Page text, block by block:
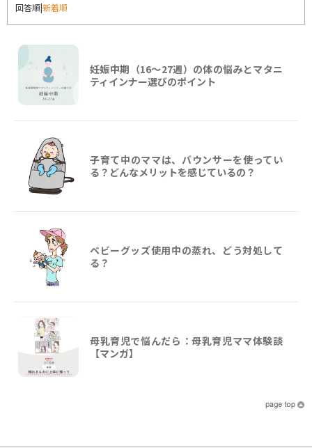
回答順|新着順
妊娠中期（16〜27週）の体の悩みとマタニ
ティインナー選びのポイント
子育て中のママは、バウンサーを使ってい
る？どんなメリットを感じているの？
ベビーグッズ使用中の蒸れ、どう対処して
る？
母乳育児で悩んだら：母乳育児ママ体験談
【マンガ】